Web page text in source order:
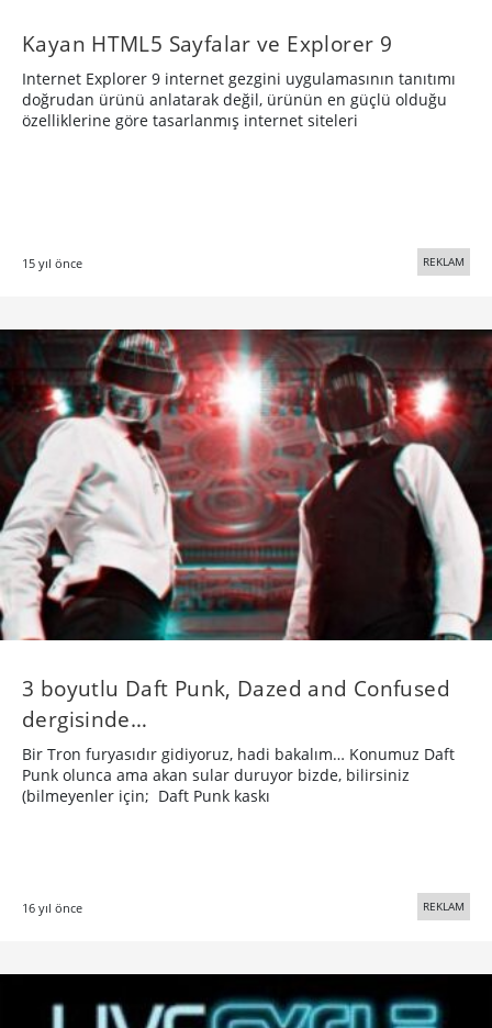
Kayan HTML5 Sayfalar ve Explorer 9
Internet Explorer 9 internet gezgini uygulamasının tanıtımı
doğrudan ürünü anlatarak değil, ürünün en güçlü olduğu
özelliklerine göre tasarlanmış internet siteleri
15 yıl önce REKLAM
3 boyutlu Daft Punk, Dazed and Confused
dergisinde…
Bir Tron furyasıdır gidiyoruz, hadi bakalım… Konumuz Daft
Punk olunca ama akan sular duruyor bizde, bilirsiniz
(bilmeyenler için; Daft Punk kaskı
16 yıl önce REKLAM